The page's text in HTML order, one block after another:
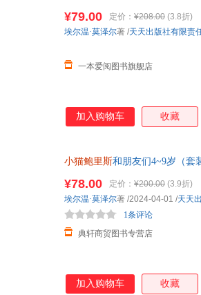
¥79.00 定价： ¥208.00 (3.8折)
一本爱阅图书旗舰店
埃尔温·莫泽尔著 /天天出版社有限责
加入购物车 收藏
小猫鲍里斯和朋友们4~9岁（套
¥78.00 定价： ¥200.00 (3.9折)
典轩商贸图书专营店
1条评论
埃尔温·莫泽尔著 /2024-04-01 /天天
加入购物车 收藏